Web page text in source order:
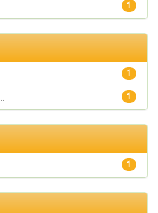
1
1
1
1